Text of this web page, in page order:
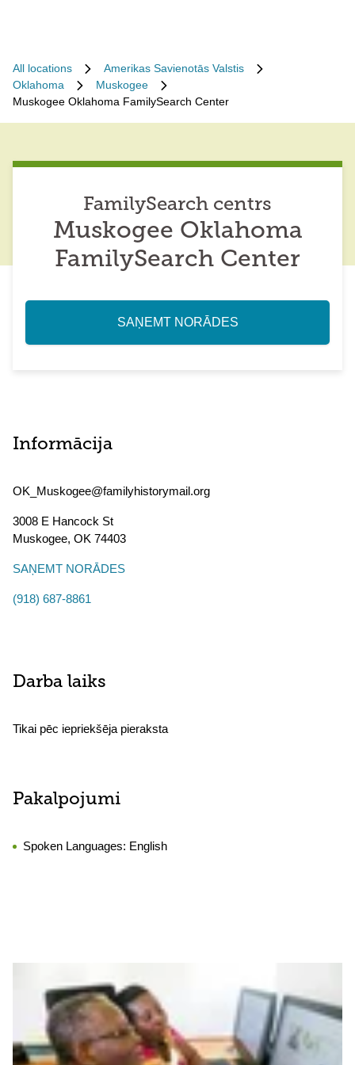
All locations
Amerikas Savienotās Valstis
Oklahoma
Muskogee
Muskogee Oklahoma FamilySearch Center
FamilySearch centrs
Muskogee Oklahoma
FamilySearch Center
SAŅEMT NORĀDES
Informācija
OK_Muskogee@familyhistorymail.org
3008 E Hancock St
Muskogee, OK 74403
SAŅEMT NORĀDES
(918) 687-8861
Darba laiks
Tikai pēc iepriekšēja pieraksta
Pakalpojumi
Spoken Languages: English